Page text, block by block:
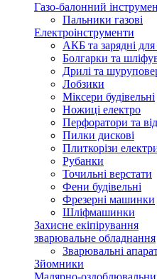
Газо-балонний
Пальники газові
Електроінструменти
АКБ та зарядні
Болгарки та
Дрилі та
Лобзики
Міксери будівельні
Ножиці електро
Перфоратори та
Пилки дискові
Плиткорізи
Рубанки
Точильні верстати
Фени будівельні
Фрезерні машинки
Шліфмашинки
Захисне екіпірування
зварювальне обладнання
Зварювальні
Зйомники
Малярно-